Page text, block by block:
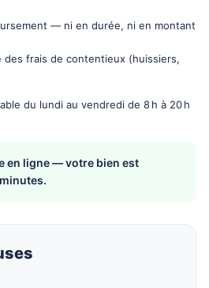
— ni en durée, ni en montant
des frais de contentieux (huissiers,
du lundi au vendredi de 8 h à 20 h
en ligne — votre bien est